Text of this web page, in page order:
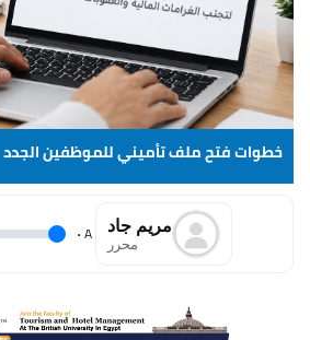
خطوات فتح ملف تأميني للموظفين الجدد
مريم جاد
محرر A
.